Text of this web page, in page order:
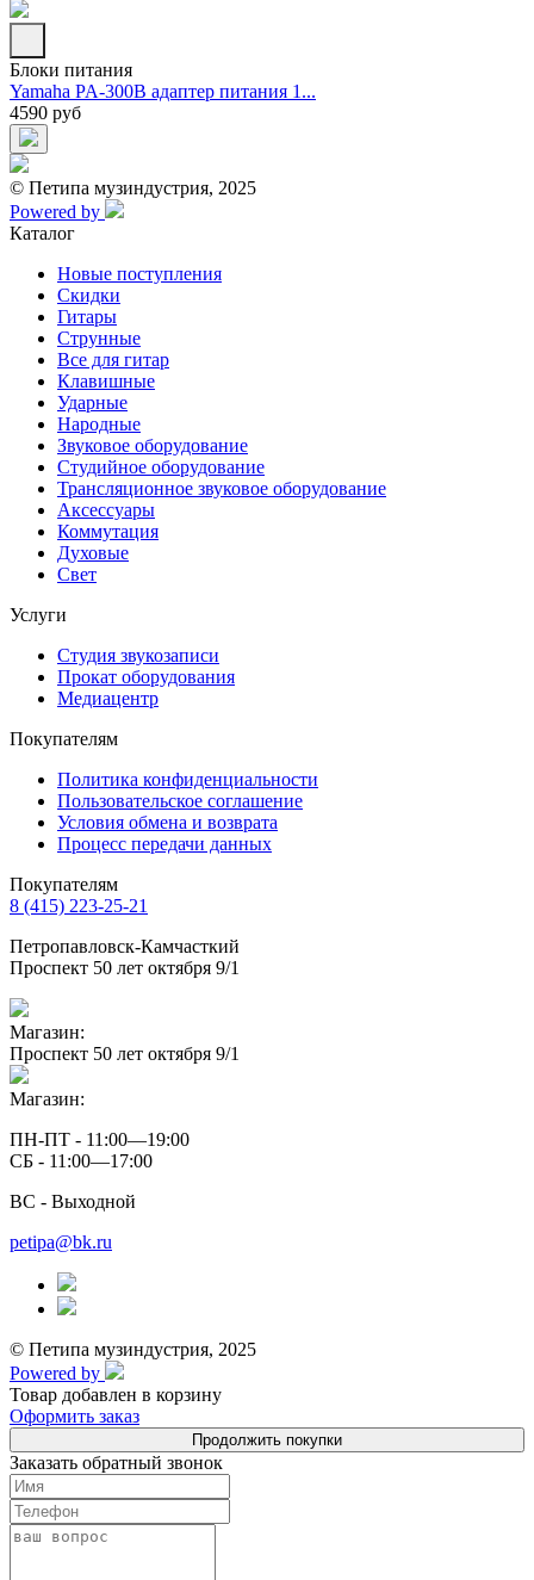
Блоки питания
Yamaha PA-300B адаптер питания 1...
4590 руб
© Петипа музиндустрия, 2025
Powered by
Каталог
Новые поступления
Скидки
Гитары
Струнные
Все для гитар
Клавишные
Ударные
Народные
Звуковое оборудование
Студийное оборудование
Трансляционное звуковое оборудование
Аксессуары
Коммутация
Духовые
Свет
Услуги
Студия звукозаписи
Прокат оборудования
Медиацентр
Покупателям
Политика конфиденциальности
Пользовательское соглашение
Условия обмена и возврата
Процесс передачи данных
Покупателям
8 (415) 223-25-21
Петропавловск-Камчасткий
Проспект 50 лет октября 9/1
Магазин:
Проспект 50 лет октября 9/1
Магазин:
ПН-ПТ - 11:00—19:00
СБ - 11:00—17:00
ВС - Выходной
petipa@bk.ru
© Петипа музиндустрия, 2025
Powered by
Товар добавлен в корзину
Оформить заказ
Продолжить покупки
Заказать обратный звонок